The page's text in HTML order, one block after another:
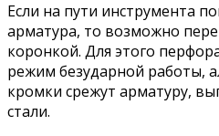
Если на пути инструмента
арматура, то возможно
коронкой. Для этого
режим безударной работы,
кромки срежут арматуру,
стали.